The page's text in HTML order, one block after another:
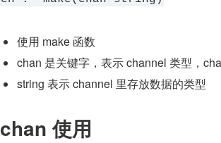
使用 make 函数
chan 是关键字，表示 channel 类型，
string 表示 channel 里存放数据的类型
chan 使用